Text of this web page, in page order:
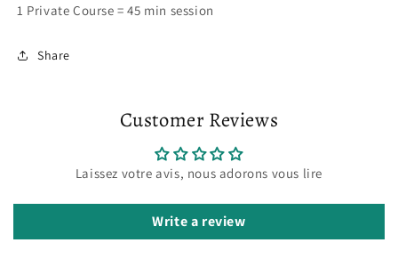
1 Private Course = 45 min session
Share
Customer Reviews
Laissez votre avis, nous adorons vous lire
Write a review